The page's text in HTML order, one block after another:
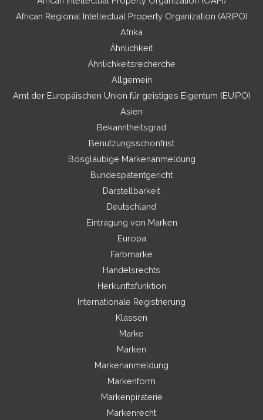
African Regional Intellectual Property Organization (ARIPO)
Afrika
Ähnlichkeit
Ähnlichkeitsrecherche
Allgemein
Amt der Europäischen Union für geistiges Eigentum (EUIPO)
Asien
Bekanntheitsgrad
Benutzungsschonfrist
Bösgläubige Markenanmeldung
Bundespatentgericht
Darstellbarkeit
Deutschland
Eintragung von Marken
Europa
Farbmarke
Handelsrechts
Herkunftsfunktion
Internationale Registrierung
Klassen
Marke
Marken
Markenanmeldung
Markenform
Markenpiraterie
Markenrecht